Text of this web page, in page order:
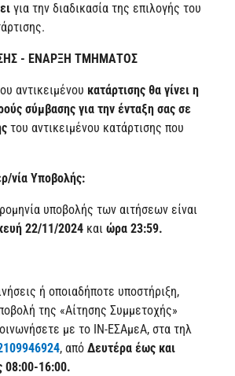
για την διαδικασία της επιλογής του
- ΕΝΑΡΞΗ ΤΜΗΜΑΤΟΣ
αντικειμένου κατάρτισης θα γίνει η
σύμβασης για την ένταξη σας σε
του αντικειμένου κατάρτισης που
νία Υποβολής:
υποβολής των αιτήσεων είναι
22/11/2024 και ώρα 23:59.
ή οποιαδήποτε υποστήριξη,
της «Αίτησης Συμμετοχής»
με το ΙΝ-ΕΣΑμεΑ, στα τηλ
, από Δευτέρα έως και
08:00-16:00.